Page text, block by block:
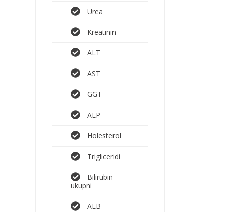
Urea
Kreatinin
ALT
AST
GGT
ALP
Holesterol
Trigliceridi
Bilirubin
ukupni
ALB